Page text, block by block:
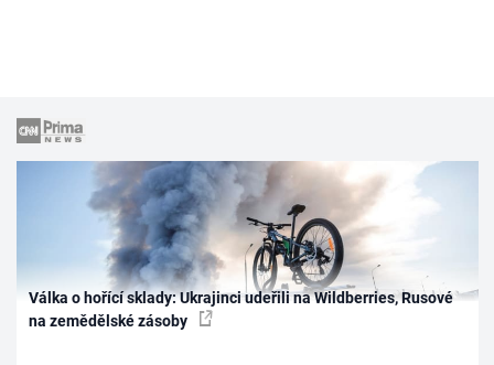
Válka o hořící sklady: Ukrajinci udeřili na Wildberries, Rusové
na zemědělské zásoby